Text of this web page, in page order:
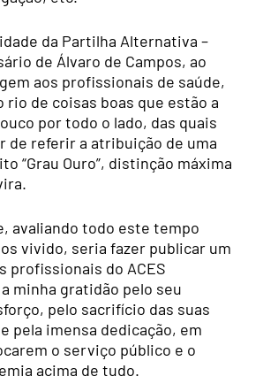
da Partilha Alternativa –
de Álvaro de Campos, ao
aos profissionais de saúde,
rio de coisas boas que estão a
por todo o lado, das quais
de referir a atribuição de uma
“Grau Ouro”, distinção máxima
avaliando todo este tempo
vivido, seria fazer publicar um
profissionais do ACES
minha gratidão pelo seu
pelo sacrifício das suas
pela imensa dedicação, em
o serviço público e o
acima de tudo.